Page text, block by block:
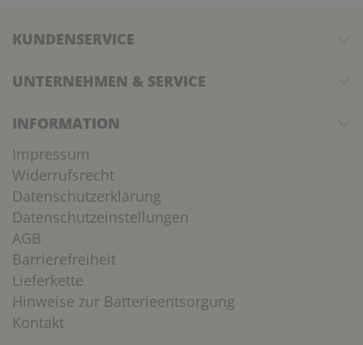
KUNDENSERVICE
UNTERNEHMEN & SERVICE
INFORMATION
Impressum
Widerrufsrecht
Datenschutzerklärung
Datenschutzeinstellungen
AGB
Barrierefreiheit
Lieferkette
Hinweise zur Batterieentsorgung
Kontakt